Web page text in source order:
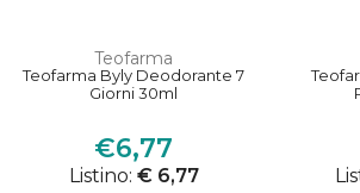
Teofarma
Teofarma Byly Deodorante 7
Giorni 30ml
€6,77
Listino: € 6,77